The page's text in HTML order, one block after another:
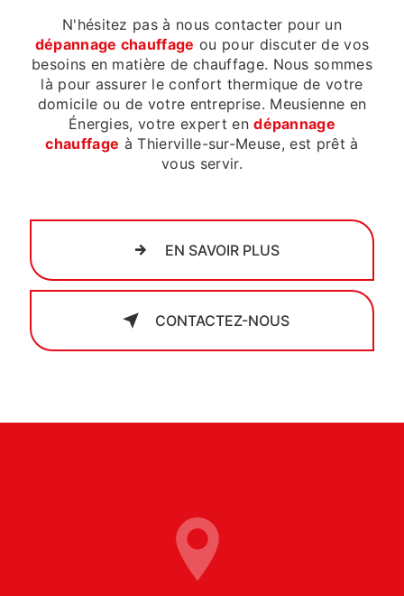
N'hésitez pas à nous contacter pour un
dépannage chauffage ou pour discuter de vos
besoins en matière de chauffage. Nous sommes
là pour assurer le confort thermique de votre
domicile ou de votre entreprise. Meusienne en
Énergies, votre expert endépannage
chauffage à Thierville-sur-Meuse, est prêt à
vous servir.
EN SAVOIR PLUS
CONTACTEZ-NOUS